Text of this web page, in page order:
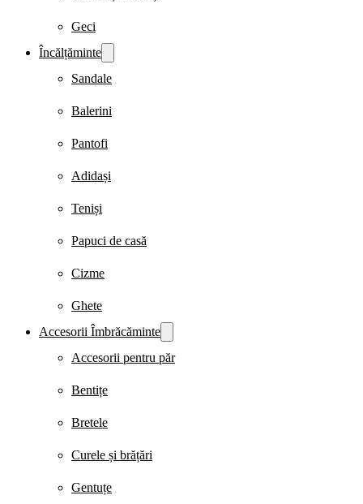
Geci
Încălțăminte
Sandale
Balerini
Pantofi
Adidași
Teniși
Papuci de casă
Cizme
Ghete
Accesorii Îmbrăcăminte
Accesorii pentru păr
Bentițe
Bretele
Curele și brățări
Gentuțe